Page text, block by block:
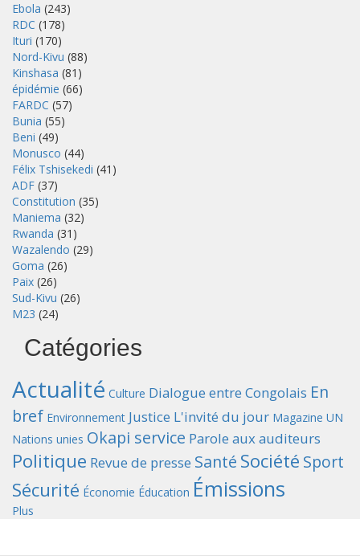
Ebola (243)
RDC (178)
Ituri (170)
Nord-Kivu (88)
Kinshasa (81)
épidémie (66)
FARDC (57)
Bunia (55)
Beni (49)
Monusco (44)
Félix Tshisekedi (41)
ADF (37)
Constitution (35)
Maniema (32)
Rwanda (31)
Wazalendo (29)
Goma (26)
Paix (26)
Sud-Kivu (26)
M23 (24)
Catégories
Actualité Culture Dialogue entre Congolais En
bref Environnement Justice L'invité du jour Magazine UN
Nations unies Okapi service Parole aux auditeurs
Politique Revue de presse Santé Société Sport
Sécurité Économie Éducation Émissions
Plus